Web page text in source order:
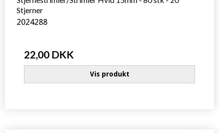
Stjerner
2024288
22,00 DKK
Vis produkt